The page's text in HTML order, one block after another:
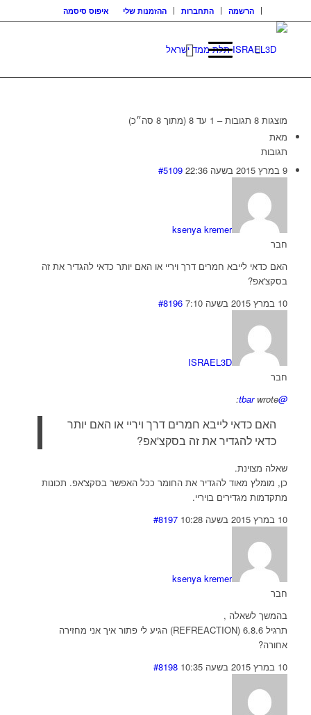
הרשמה התחברות ההזמנות שלי איפוס סיסמה
מוצגות 8 תגובות – 1 עד 8 (מתוך 8 סה״כ)
מאת
תגובות
9 במרץ 2015 בשעה 22:36
#5109
ksenya kremer
חבר
האם כדאי לייבא חמרים דרך ויריי או האם יותר כדאי להגדיר את זה
בסקצ'אפ?
10 במרץ 2015 בשעה 7:10
#8196
ISRAEL3D
חבר
@tbar
wrote:
האם כדאי לייבא חמרים דרך ויריי או האם יותר
כדאי להגדיר את זה בסקצ'אפ?
שאלה מצוינת.
כן, מומלץ מאוד להגדיר את החומר ככל האפשר בסקצ'אפ. תכונות
מתקדמות מגדירים בויריי.
10 במרץ 2015 בשעה 10:28
#8197
ksenya kremer
חבר
בהמשך לשאלה ,
תרגיל 6.8.6 (REFREACTION) הגיע לי פתור איך אני מחזירה
אחורה?
10 במרץ 2015 בשעה 10:35
#8198